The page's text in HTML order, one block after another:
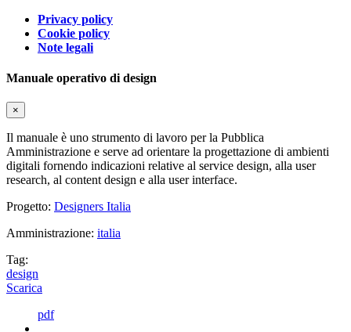
Privacy policy
Cookie policy
Note legali
Manuale operativo di design
×
Il manuale è uno strumento di lavoro per la Pubblica
Amministrazione e serve ad orientare la progettazione di ambienti
digitali fornendo indicazioni relative al service design, alla user
research, al content design e alla user interface.
Progetto: Designers Italia
Amministrazione: italia
Tag:
design
Scarica
pdf